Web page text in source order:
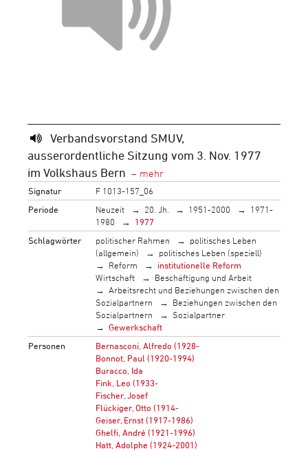
Verbandsvorstand SMUV,
ausserordentliche Sitzung vom 3. Nov. 1977
im Volkshaus Bern
Signatur
F 1013-157_06
Periode
Neuzeit 20. Jh. 1951-2000
1971-
1980
1977
Schlagwörter
politischer Rahmen
politisches Leben
(allgemein)
politisches Leben (speziell)
Reform
institutionelle Reform
Wirtschaft
Beschäftigung und Arbeit
Arbeitsrecht und Beziehungen zwischen den
Sozialpartnern
Beziehungen zwischen den
Sozialpartnern
Sozialpartner
Gewerkschaft
Personen
Bernasconi, Alfredo (1928-
Bonnot, Paul (1920-1994)
Buracco, Ida
Fink, Leo (1933-
Fischer, Josef
Flückiger, Otto (1914-
Geiser, Ernst (1917-1986)
Ghelfi, André (1921-1996)
Hatt, Adolphe (1924-2001)